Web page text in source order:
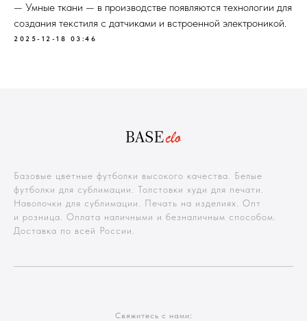
— Умные ткани — в производстве появляются технологии для
создания текстиля с датчиками и встроенной электроникой.
2025-12-18 03:46
Базовые цветные футболки высокого качества. Белые
футболки для сублимации. Толстовки худи для печати.
Наволочки для сублимации. Печать на изделиях. Опт
и розница. Оплата наличными и безналичным способом.
Доставка по всей России.
Свяжитесь с нами: